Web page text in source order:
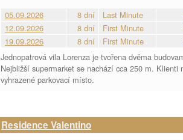
05.09.2026 8 dní Last Minute
12.09.2026
8 dní First Minute
19.09.2026
8 dní First Minute
Jednopatrová vila Lorenza je tvořena dvěma
Nejbližší supermarket se nachází cca 250 m.
vyhrazené parkovací místo.
Residence Valentino